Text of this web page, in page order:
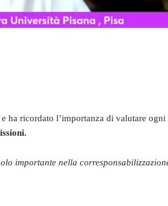
e ha ricordato l’importanza di valutare ogni
importante nella